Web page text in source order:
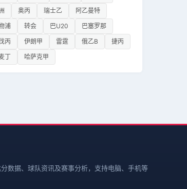
奥丙 瑞士乙
阿乙曼特
浦
转会 巴U20
巴塞罗那
丙
伊朗甲 雷霆 俄乙B
捷丙
丁
哈萨克甲
数据、球队资讯及赛事分析，支持电脑、手机等